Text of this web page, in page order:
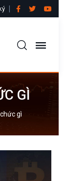
GÌ
gì